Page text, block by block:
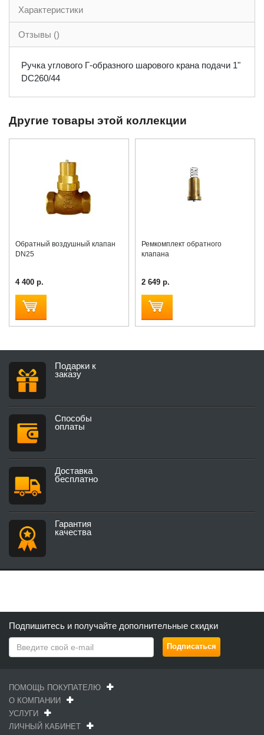
Характеристики
Отзывы ()
Ручка углового Г-образного шарового крана подачи 1"
DC260/44
Другие товары этой коллекции
Обратный воздушный клапан
DN25
4 400 р.
Ремкомплект обратного
клапана
2 649 р.
Подарки к
заказу
Способы
оплаты
Доставка
бесплатно
Гарантия
качества
Подпишитесь и получайте дополнительные скидки
ПОМОЩЬ ПОКУПАТЕЛЮ
О КОМПАНИИ
УСЛУГИ
ЛИЧНЫЙ КАБИНЕТ